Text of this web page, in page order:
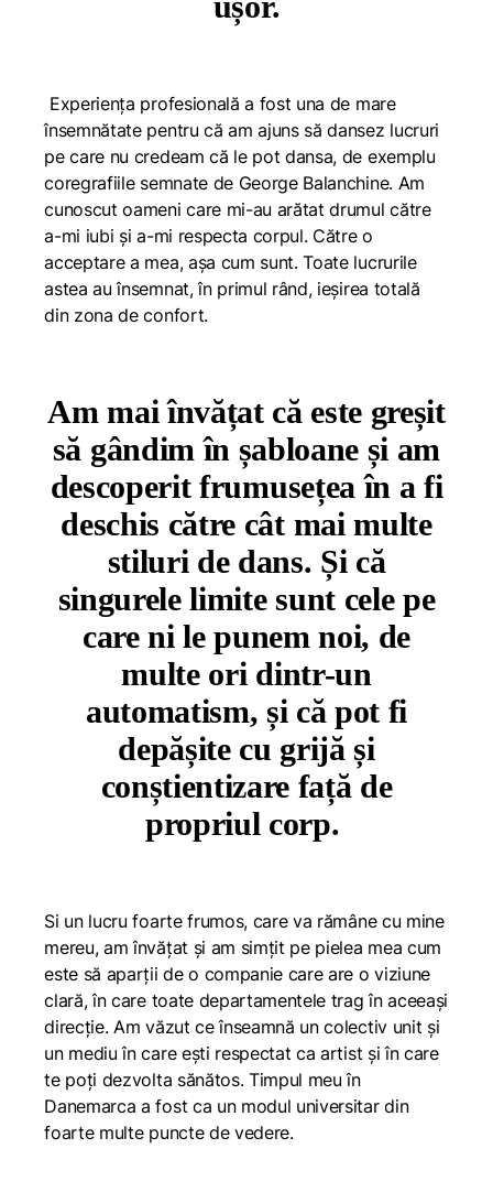
Experiența profesională a fost una de mare
însemnătate pentru că am ajuns să dansez lucruri
pe care nu credeam că le pot dansa, de exemplu
coregrafiile semnate de George Balanchine. Am
cunoscut oameni care mi-au arătat drumul către
a-mi iubi și a-mi respecta corpul. Către o
acceptare a mea, așa cum sunt. Toate lucrurile
astea au însemnat, în primul rând, ieșirea totală
din zona de confort.
Am mai învățat că este greșit
să gândim în șabloane și am
descoperit frumusețea în a fi
deschis către cât mai multe
stiluri de dans. Și că
singurele limite sunt cele pe
care ni le punem noi, de
multe ori dintr-un
automatism, și că pot fi
depășite cu grijă și
conștientizare față de
propriul corp.
Si un lucru foarte frumos, care va rămâne cu mine
mereu, am învățat și am simțit pe pielea mea cum
este să aparții de o companie care are o viziune
clară, în care toate departamentele trag în aceeași
direcție. Am văzut ce înseamnă un colectiv unit și
un mediu în care ești respectat ca artist și în care
te poți dezvolta sănătos. Timpul meu în
Danemarca a fost ca un modul universitar din
foarte multe puncte de vedere.